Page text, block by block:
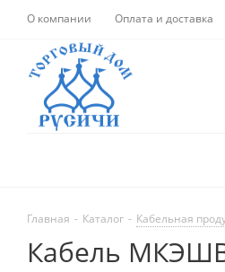
О компании Оплата и доставка
Главная - Каталог - Кабельная
Кабель